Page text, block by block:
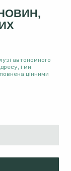
автономного
і ми
цінними